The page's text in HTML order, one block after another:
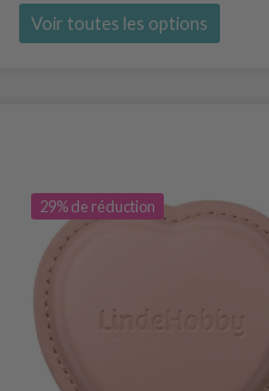
Voir toutes les options
29% de réduction